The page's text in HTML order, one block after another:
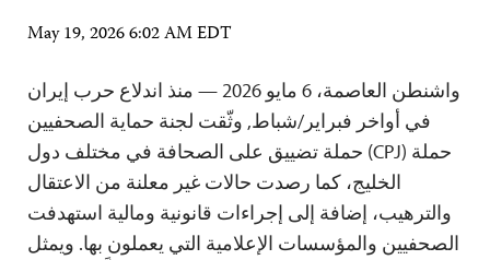
May 19, 2026 6:02 AM EDT
واشنطن العاصمة، 6 مايو 2026 — منذ اندلاع حرب إيران
في أواخر فبراير/شباط, وثّقت لجنة حماية الصحفيين
حملة (CPJ) حملة تضييق على الصحافة في مختلف دول
الخليج، كما رصدت حالات غير معلنة من الاعتقال
والترهيب، إضافة إلى إجراءات قانونية ومالية استهدفت
الصحفيين والمؤسسات الإعلامية التي يعملون بها. ويمثل